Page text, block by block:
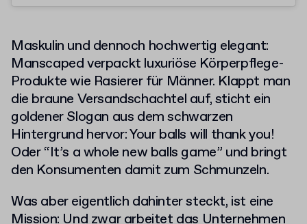
Maskulin und dennoch hochwertig elegant:
Manscaped verpackt luxuriöse Körperpflege-
Produkte wie Rasierer für Männer. Klappt man
die braune Versandschachtel auf, sticht ein
goldener Slogan aus dem schwarzen
Hintergrund hervor: Your balls will thank you!
Oder “It’s a whole new balls game” und bringt
den Konsumenten damit zum Schmunzeln.
Was aber eigentlich dahinter steckt, ist eine
Mission: Und zwar arbeitet das Unternehmen